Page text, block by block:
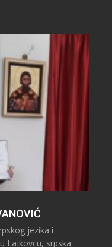
jezika i
Lajkovcu, srpska